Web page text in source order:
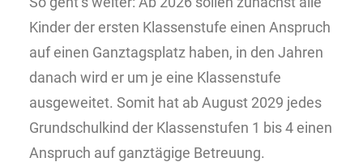
Kinder der ersten Klassenstufe einen Anspruch
auf einen Ganztagsplatz haben, in den Jahren
danach wird er um je eine Klassenstufe
ausgeweitet. Somit hat ab August 2029 jedes
Grundschulkind der Klassenstufen 1 bis 4 einen
Anspruch auf ganztägige Betreuung.